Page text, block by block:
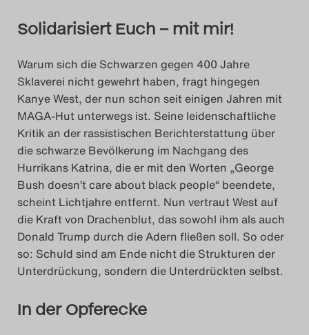
Solidarisiert Euch – mit mir!
Warum sich die Schwarzen gegen 400 Jahre
Sklaverei nicht gewehrt haben, fragt hingegen
Kanye West, der nun schon seit einigen Jahren mit
MAGA-Hut unterwegs ist. Seine leidenschaftliche
Kritik an der rassistischen Berichterstattung über
die schwarze Bevölkerung im Nachgang des
Hurrikans Katrina, die er mit den Worten „George
Bush doesn’t care about black people“ beendete,
scheint Lichtjahre entfernt. Nun vertraut West auf
die Kraft von Drachenblut, das sowohl ihm als auch
Donald Trump durch die Adern fließen soll. So oder
so: Schuld sind am Ende nicht die Strukturen der
Unterdrückung, sondern die Unterdrückten selbst.
In der Opferecke